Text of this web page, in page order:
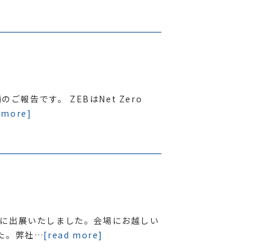
ご報告です。 ZEBはNet Zero
展いたしました。会場にお越しい
。弊社…[read more]